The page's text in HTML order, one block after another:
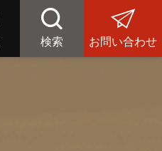
検索 お問い合わせ